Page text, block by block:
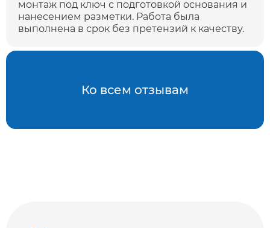
монтаж под ключ с подготовкой основания и
нанесением разметки. Работа была
выполнена в срок без претензий к качеству.
Ко всем отзывам